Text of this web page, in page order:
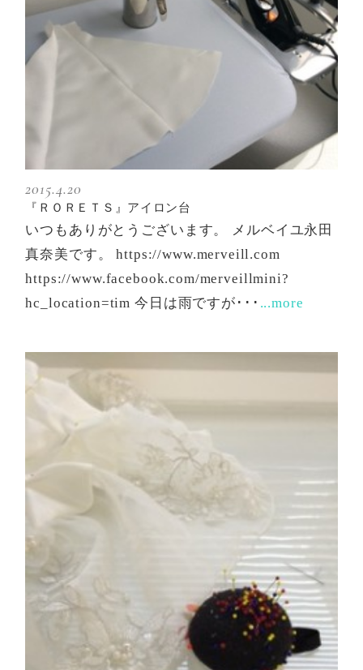
2015.4.20
『ＲＯＲＥＴＳ』アイロン台
いつもありがとうございます。 メルベイユ永田
真奈美です。 https://www.merveill.com
https://www.facebook.com/merveillmini?
hc_location=tim 今日は雨ですが･･･ ...more